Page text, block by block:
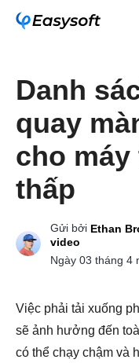
Danh
quay
cho
thấp
Gửi bởi Ethan
video
Ngày 03 tháng 4
Việc phải tải xuống
sẽ ảnh hưởng đến
có thể chạy chậm và